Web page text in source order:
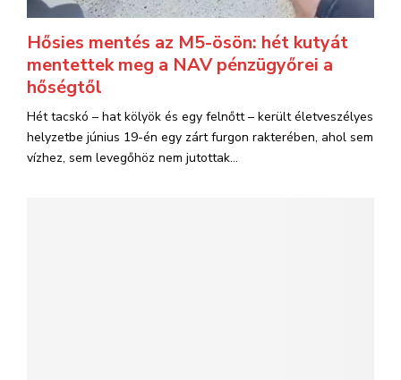
Hősies mentés az M5-ösön: hét kutyát
mentettek meg a NAV pénzügyőrei a
hőségtől
Hét tacskó – hat kölyök és egy felnőtt – került életveszélyes
helyzetbe június 19-én egy zárt furgon rakterében, ahol sem
vízhez, sem levegőhöz nem jutottak...